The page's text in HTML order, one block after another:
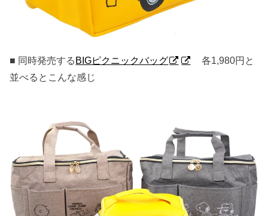
■ 同時発売するBIGピクニックバッグ
各1,980円と
並べるとこんな感じ